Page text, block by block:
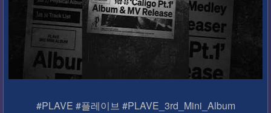
#PLAVE #플레이브 #PLAVE_3rd_Mini_Album